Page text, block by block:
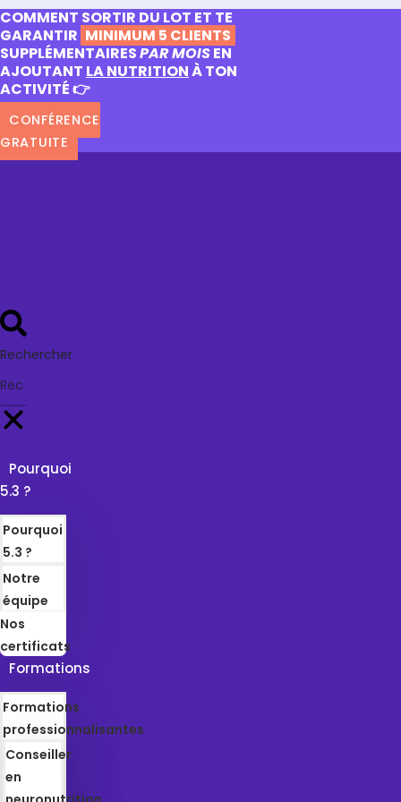
COMMENT SORTIR DU LOT ET TE
GARANTIR MINIMUM 5 CLIENTS
SUPPLÉMENTAIRESPAR MOISEN
AJOUTANT LA NUTRITIONÀ TON
ACTIVITÉ 👉
CONFÉRENCE
GRATUITE
Rechercher
Pourquoi
5.3 ?
Pourquoi
5.3 ?
Notre
équipe
Nos
certificats
Formations
Formations
professionnalisantes
Conseiller
en